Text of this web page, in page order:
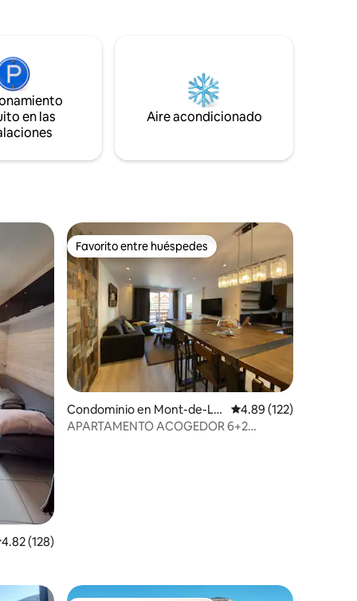
todo
en las
Aire acondicionado
promedio: 4.82 de 5; 128 evaluaciones
4.82 (128)
Favorito entre huéspedes
Favorito entre huéspedes
Condominio en Mont-de-La
ns
Calificación promedio:
4.89 (122)
APARTAMENTO ACOGEDOR 6+2